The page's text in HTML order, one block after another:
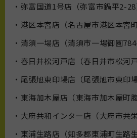
・弥富国道1号店（弥富市鍋平2-28
・港区本宮店（名古屋市港区本宮
・清須一場店（清須市一場御園784-
・春日井松河戸店（春日井市松河
・尾張旭東印場店（尾張旭市東印
・東海加木屋店（東海市加木屋町
・大府共和インター店（大府市共
・東浦生路店（知多郡東浦町生路